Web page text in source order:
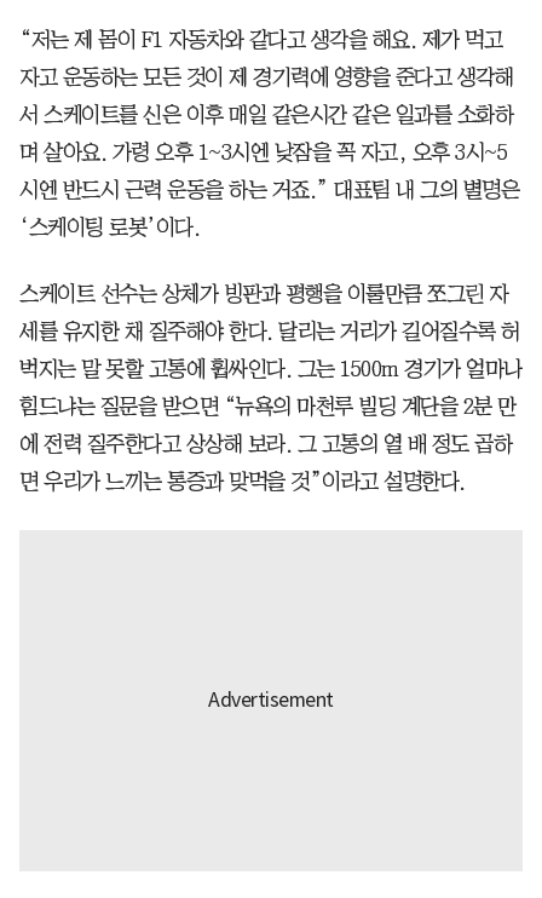
“저는 제 몸이 F1 자동차와 같다고 생각을 해요. 제가 먹고
자고 운동하는 모든 것이 제 경기력에 영향을 준다고 생각해
서 스케이트를 신은 이후 매일 같은시간 같은 일과를 소화하
며 살아요. 가령 오후 1~3시엔 낮잠을 꼭 자고, 오후 3시~5
시엔 반드시 근력 운동을 하는 거죠.” 대표팀 내 그의 별명은
‘스케이팅 로봇’이다.
스케이트 선수는 상체가 빙판과 평행을 이룰만큼 쪼그린 자
세를 유지한 채 질주해야 한다. 달리는 거리가 길어질수록 허
벅지는 말 못할 고통에 휩싸인다. 그는 1500m 경기가 얼마나
힘드냐는 질문을 받으면 “뉴욕의 마천루 빌딩 계단을 2분 만
에 전력 질주한다고 상상해 보라. 그 고통의 열 배 정도 곱하
면 우리가 느끼는 통증과 맞먹을 것”이라고 설명한다.